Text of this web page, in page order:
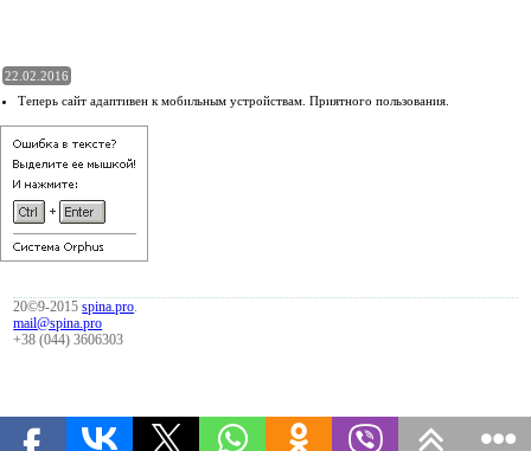
22.02.2016
Теперь сайт адаптивен к мобильным устройствам. Приятного пользования.
20©9-2015spina.pro.
mail@spina.pro
+38 (044) 3606303